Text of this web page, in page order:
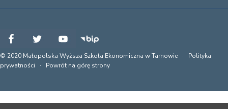
© 2020 Małopolska Wyższa Szkoła Ekonomiczna w Tarnowie · Polityka
prywatności · Powrót na górę strony